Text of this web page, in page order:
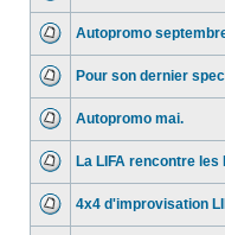
Autopromo
Pour son dernier
Autopromo mai.
La LIFA rencontre
4x4 d'improvisation